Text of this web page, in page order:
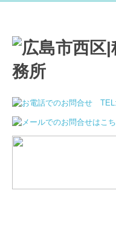
トップページ
事務所案内
事務所の特長